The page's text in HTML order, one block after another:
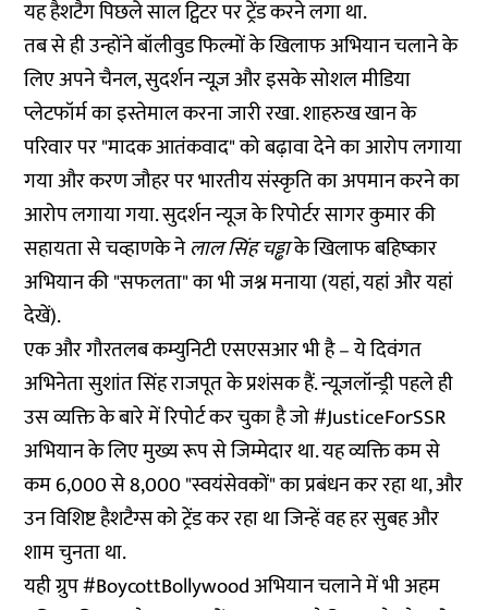
यह हैशटैग पिछले साल ट्विटर पर ट्रेंड करने लगा था.
तब से ही उन्होंने बॉलीवुडफिल्मों के खिलाफ अभियानचलाने के
लिए अपने चैनल, सुदर्शन न्यूज़ और इसके सोशल मीडिया
प्लेटफॉर्म का इस्तेमाल करना जारी रखा. शाहरुख खान के
परिवार पर "मादक आतंकवाद" को बढ़ावा देने का आरोप लगाया
गया और करण जौहर परभारतीय संस्कृति का अपमानकरने का
आरोप लगाया गया. सुदर्शन न्यूज के रिपोर्टर सागर कुमार की
सहायता से चव्हाणके नेलाल सिंह चड्ढाके खिलाफ बहिष्कार
अभियान की "सफलता" का भीजश्नमनाया (यहां,यहांऔरयहां
देखें).
एक और गौरतलब कम्युनिटी एसएसआर भी है – ये दिवंगत
अभिनेता सुशांत सिंह राजपूत के प्रशंसक हैं. न्यूज़लॉन्ड्री पहले ही
उस व्यक्ति के बारे मेंरिपोर्टकर चुका है जो #JusticeForSSR
अभियान के लिए मुख्य रूप से जिम्मेदार था. यह व्यक्ति कम से
कम 6,000 से 8,000 "स्वयंसेवकों" का प्रबंधन कर रहा था, और
उन विशिष्ट हैशटैग्स को ट्रेंड कर रहा था जिन्हें वह हर सुबह और
शाम चुनता था.
यही ग्रुप #BoycottBollywood अभियान चलाने में भी अहम